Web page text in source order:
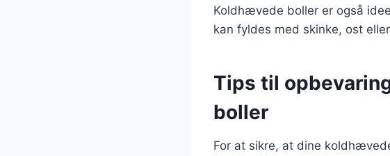
Koldhævede boller er også
kan fyldes med skinke, ost
Tips til
boller
For at sikre, at dine